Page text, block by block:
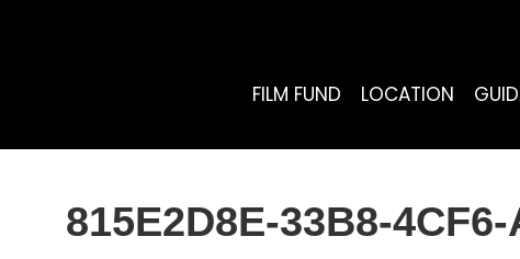
FILM FUND LOCATION
815E2D8E-33B8-